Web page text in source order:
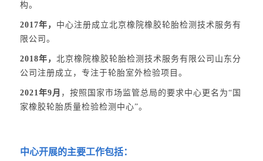
构。
2017年， 中心注册成立北京橡院橡胶轮胎检测技术服务有
限公司。
2018年，北京橡院橡胶轮胎检测技术服务有限公司山东分
公司注册成立，专注于轮胎室外检验项目。
2021年9月 ，按照国家市场监管总局的要求中心更名为“国
家橡胶轮胎质量检验检测中心”。
中心开展的主要工作包括：